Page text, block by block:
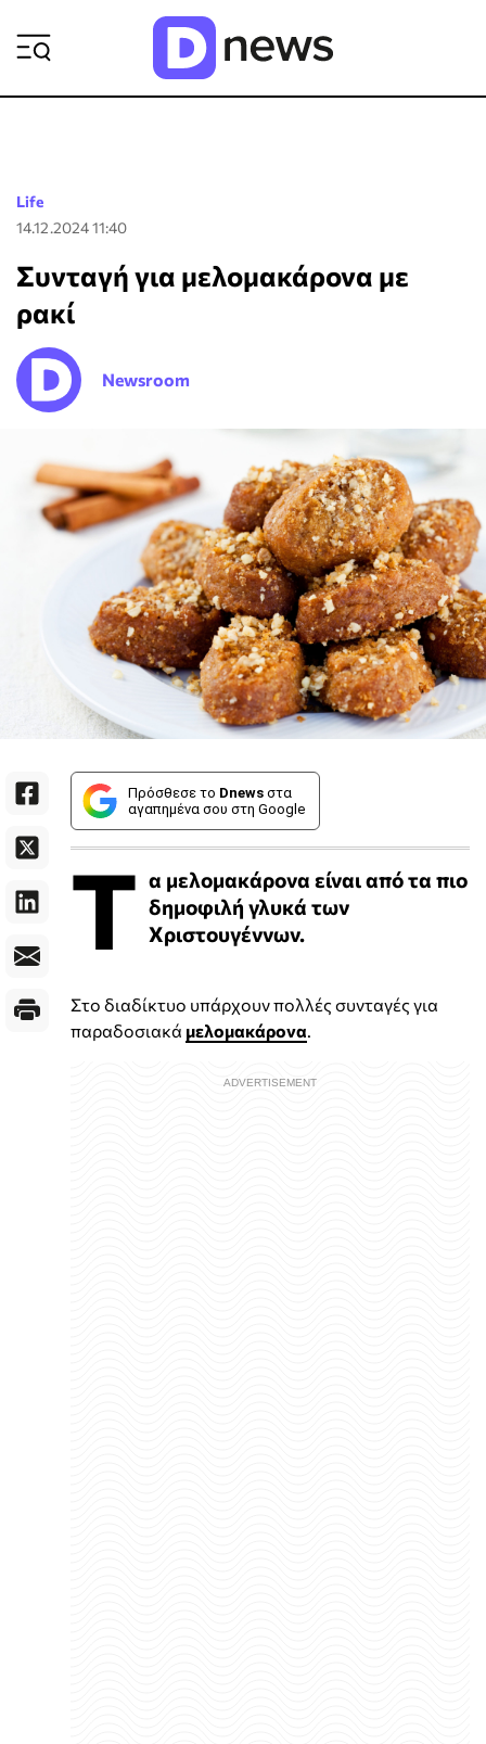
Life
14.12.2024 11:40
Συνταγή για μελομακάρονα με
ρακί
Newsroom
Πρόσθεσε το Dnews στα
αγαπημένα σου στη Google
Τ α μελομακάρονα είναι από τα πιο
δημοφιλή γλυκά των
Χριστουγέννων.
Στο διαδίκτυο υπάρχουν πολλές συνταγές για
παραδοσιακά μελομακάρονα.